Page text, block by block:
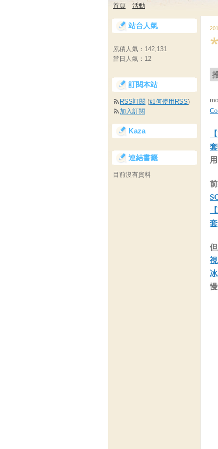
首頁 活動
套
套
站台人氣
累積人氣： 142,131
當日人氣： 12
訂閱本站
RSS訂閱 (如何使用RSS)
加入訂閱
Kaza
連結書籤
目前沒有資料